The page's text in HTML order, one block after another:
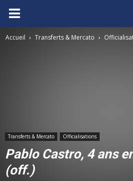
FCGB.net
Accueil Transferts & Mercato
Transferts & Mercato Officialisations
Pablo Castro, 4 ans
(off.)